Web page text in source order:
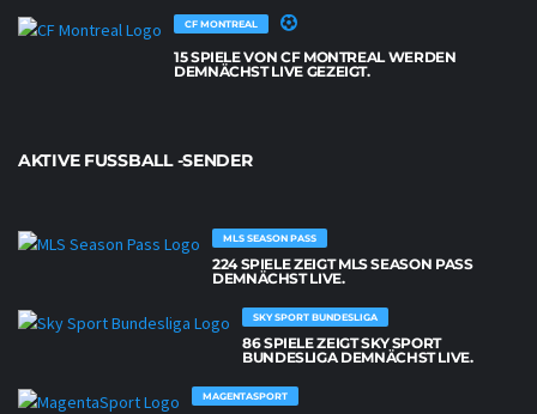
CF MONTREAL
15 SPIELE VON CF MONTREAL WERDEN
DEMNÄCHST LIVE GEZEIGT.
AKTIVE FUSSBALL -SENDER
MLS SEASON PASS
224 SPIELE ZEIGT MLS SEASON PASS
DEMNÄCHST LIVE.
SKY SPORT BUNDESLIGA
86 SPIELE ZEIGT SKY SPORT
BUNDESLIGA DEMNÄCHST LIVE.
MAGENTASPORT